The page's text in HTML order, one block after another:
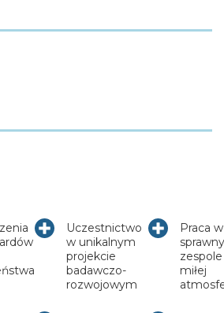
Uczestnictwo
w unikalnym
projekcie
badawczo-
rozwojowym
Praca w
miłej